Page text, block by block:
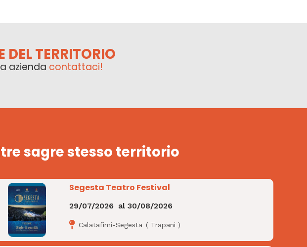
DEL TERRITORIO
azienda contattaci!
sagre stesso territorio
Segesta Teatro Festival
29/07/2026 al30/08/2026
Calatafimi-Segesta ( Trapani )